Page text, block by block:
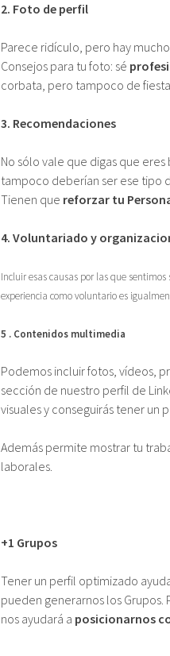
2. Foto de perfil
Parece ridículo, pero hay
Consejos para tu foto: sé
corbata, pero tampoco de
3. Recomendaciones
No sólo vale que digas que
tampoco deberían ser ese tipo
Tienen que reforzar tu
4. Voluntariado y
Incluir esas causas por las que
experiencia como voluntario es
5 . Contenidos multimedia
Podemos incluir fotos, vídeos,
sección de nuestro perfil de
visuales y conseguirás tener un
Además permite mostrar tu
laborales.
+1 Grupos
Tener un perfil optimizado
pueden generarnos los
nos ayudará a posicionarnos